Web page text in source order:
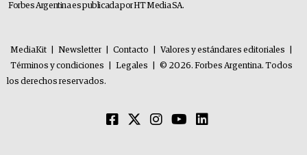
Forbes Argentina es publicada por HT Media SA.
MediaKit Newsletter Contacto Valores y estándares editoriales
Términos y condiciones
Legales
© 2026. Forbes Argentina. Todos
los derechos reservados.